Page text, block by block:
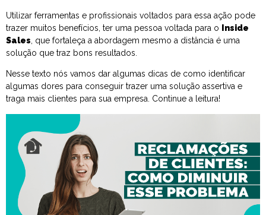
Utilizar ferramentas e profissionais voltados para essa ação pode
trazer muitos benefícios, ter uma pessoa voltada para o
Inside
Sales , que fortaleça a abordagem mesmo a distância é uma
solução que traz bons resultados.
Nesse texto nós vamos dar algumas dicas de como identificar
algumas dores para conseguir trazer uma solução assertiva e
traga mais clientes para sua empresa. Continue a leitura!